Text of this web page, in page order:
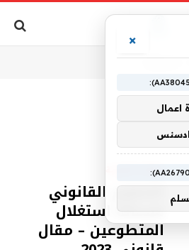
مقالات قانونية
التنظيم القانوني
لمسألة استغلال
المتطوعين – مقال
×
اعمال
ادسنس